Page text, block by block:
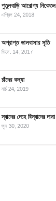
পুতুলবাড়ি আরোগ্য নিকেতন
এপ্রিল 24, 2018
অপ্রাপ্ত ভালবাসার সৃতি
ডিসে. 14, 2017
চাঁদের কন্যা
মার্চ 24, 2019
স্বাদের দেহে বিস্বাদের দানা
জুন 30, 2020